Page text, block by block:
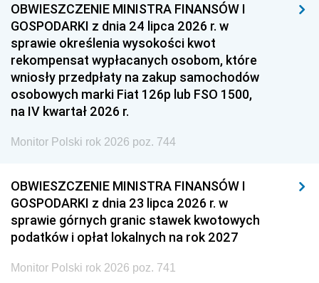
OBWIESZCZENIE MINISTRA FINANSÓW I
GOSPODARKI z dnia 24 lipca 2026 r. w
sprawie określenia wysokości kwot
rekompensat wypłacanych osobom, które
wniosły przedpłaty na zakup samochodów
osobowych marki Fiat 126p lub FSO 1500,
na IV kwartał 2026 r.
Monitor Polski rok 2026 poz. 744
OBWIESZCZENIE MINISTRA FINANSÓW I
GOSPODARKI z dnia 23 lipca 2026 r. w
sprawie górnych granic stawek kwotowych
podatków i opłat lokalnych na rok 2027
Monitor Polski rok 2026 poz. 741